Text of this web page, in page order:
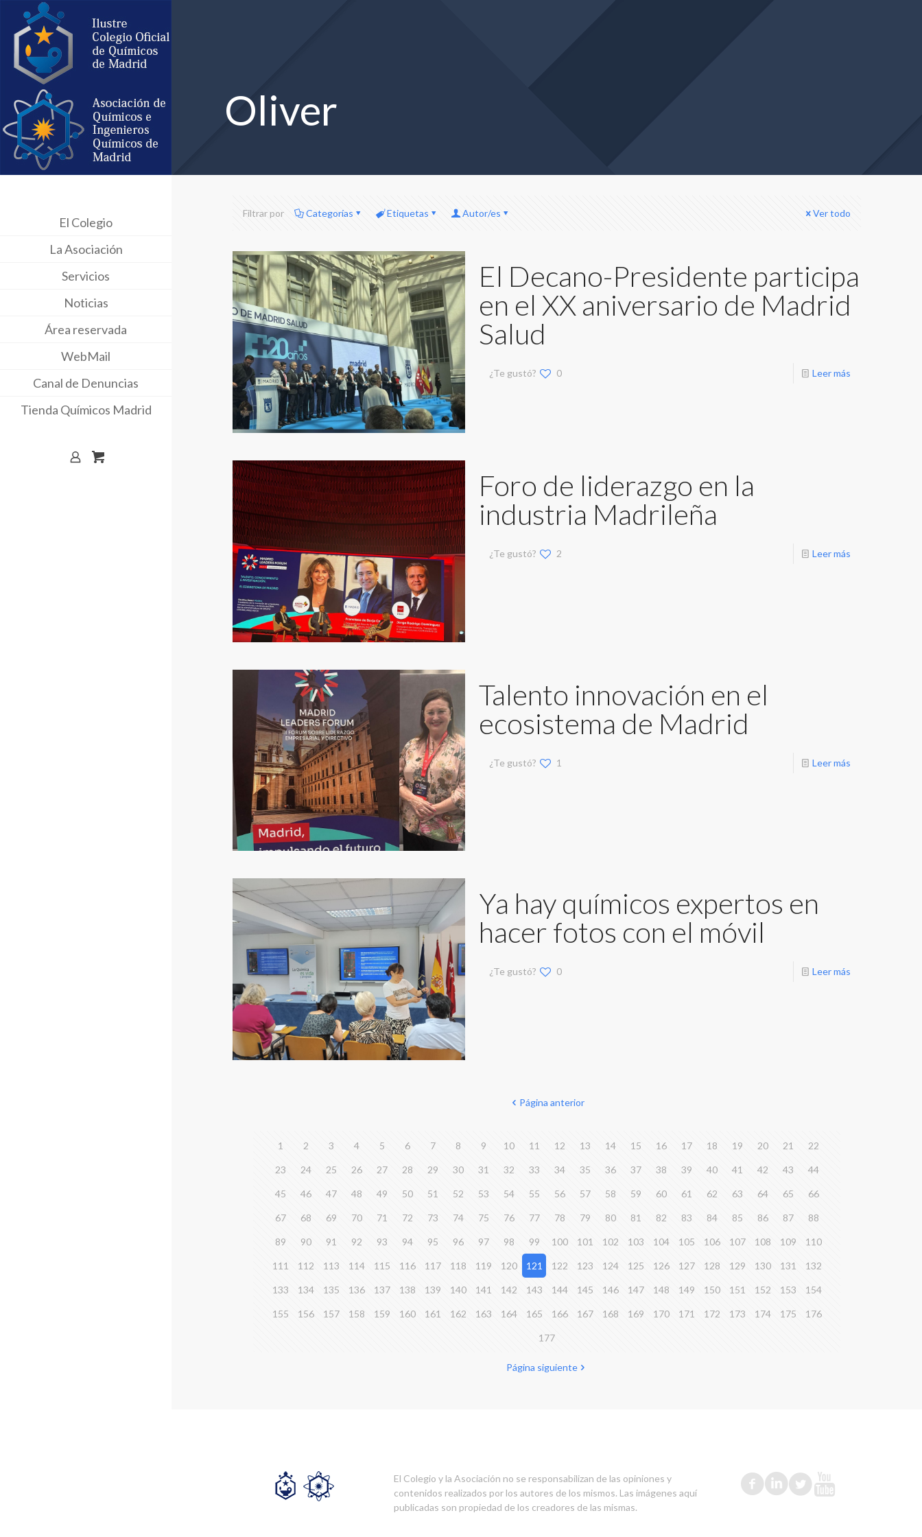
El Colegio
La Asociación
Servicios
Noticias
Área reservada
WebMail
Canal de Denuncias
Tienda Químicos Madrid
Oliver
Filtrar por Categorías Etiquetas Autor/es Ver todo
El Decano-Presidente participa
en el XX aniversario de Madrid
Salud
¿Te gustó? 0 Leer más
Foro de liderazgo en la
industria Madrileña
¿Te gustó? 2 Leer más
Talento innovación en el
ecosistema de Madrid
¿Te gustó? 1 Leer más
Ya hay químicos expertos en
hacer fotos con el móvil
¿Te gustó? 0 Leer más
Página anterior
1 2 3 4 5 6 7 8 9 10 11 12 13 14 15 16 17 18 19 20 21 22
23 24 25 26 27 28 29 30 31 32 33 34 35 36 37 38 39 40 41 42 43 44
45 46 47 48 49 50 51 52 53 54 55 56 57 58 59 60 61 62 63 64 65 66
67 68 69 70 71 72 73 74 75 76 77 78 79 80 81 82 83 84 85 86 87 88
89 90 91 92 93 94 95 96 97 98 99 100 101 102 103 104 105 106 107 108 109 110
111 112 113 114 115 116 117 118 119 120 121 122 123 124 125 126 127 128 129 130 131 132
133 134 135 136 137 138 139 140 141 142 143 144 145 146 147 148 149 150 151 152 153 154
155 156 157 158 159 160 161 162 163 164 165 166 167 168 169 170 171 172 173 174 175 176
177
Página siguiente
El Colegio y la Asociación no se responsabilizan de las opiniones y
contenidos realizados por los autores de los mismos. Las imágenes aquí
publicadas son propiedad de los creadores de las mismas.